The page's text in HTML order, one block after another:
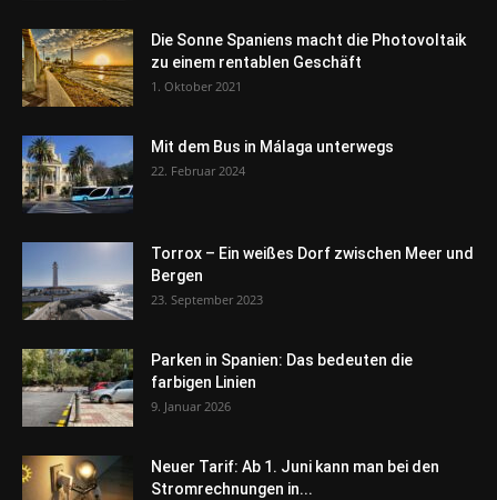
Die Sonne Spaniens macht die Photovoltaik
zu einem rentablen Geschäft
1. Oktober 2021
Mit dem Bus in Málaga unterwegs
22. Februar 2024
Torrox – Ein weißes Dorf zwischen Meer und
Bergen
23. September 2023
Parken in Spanien: Das bedeuten die
farbigen Linien
9. Januar 2026
Neuer Tarif: Ab 1. Juni kann man bei den
Stromrechnungen in...